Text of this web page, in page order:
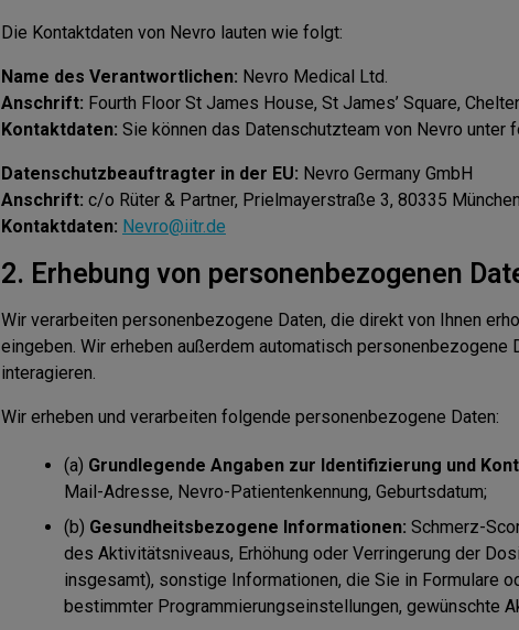
Die Kontaktdaten von Nevro lauten wie folgt:
Name des Verantwortlichen: Nevro Medical Ltd.
Anschrift: Fourth Floor St James House, St James’ Square,
Kontaktdaten: Sie können das Datenschutzteam von Nevro unter
Datenschutzbeauftragter in der EU: Nevro Germany GmbH
Anschrift: c/o Rüter & Partner, Prielmayerstraße 3, 80335
Kontaktdaten: Nevro@iitr.de
2. Erhebung von personenbezogenen
Wir verarbeiten personenbezogene Daten, die direkt von Ihnen
eingeben. Wir erheben außerdem automatisch personenbezogene
interagieren.
Wir erheben und verarbeiten folgende personenbezogene Daten:
(a) Grundlegende Angaben zur Identifizierung und
Mail-Adresse, Nevro-Patientenkennung, Geburtsdatum;
(b) Gesundheitsbezogene Informationen: Schmerz-
des Aktivitätsniveaus, Erhöhung oder Verringerung der
insgesamt), sonstige Informationen, die Sie in Formulare
bestimmter Programmierungseinstellungen, gewünschte